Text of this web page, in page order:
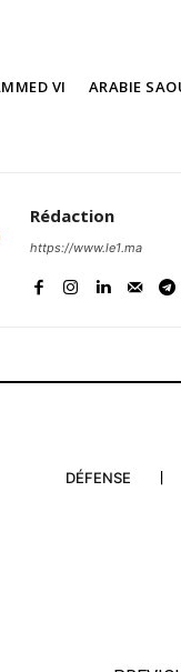
VI ARABIE
Rédaction
https://www.le1.ma
DÉFENSE